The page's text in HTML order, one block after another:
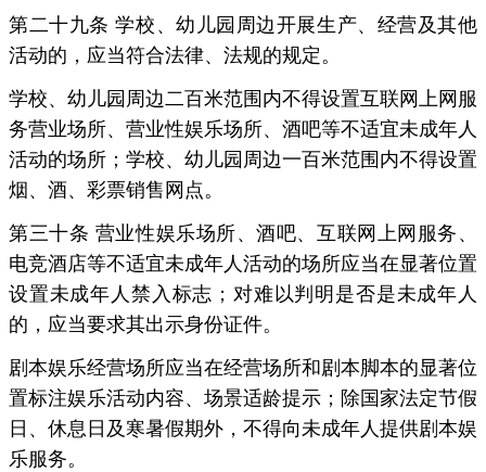
第二十九条 学校、幼儿园周边开展生产、经营及其他
活动的，应当符合法律、法规的规定。
学校、幼儿园周边二百米范围内不得设置互联网上网服
务营业场所、营业性娱乐场所、酒吧等不适宜未成年人
活动的场所；学校、幼儿园周边一百米范围内不得设置
烟、酒、彩票销售网点。
第三十条 营业性娱乐场所、酒吧、互联网上网服务、
电竞酒店等不适宜未成年人活动的场所应当在显著位置
设置未成年人禁入标志；对难以判明是否是未成年人
的，应当要求其出示身份证件。
剧本娱乐经营场所应当在经营场所和剧本脚本的显著位
置标注娱乐活动内容、场景适龄提示；除国家法定节假
日、休息日及寒暑假期外，不得向未成年人提供剧本娱
乐服务。